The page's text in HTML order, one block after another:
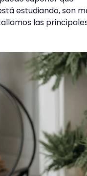
estudiando, son
las